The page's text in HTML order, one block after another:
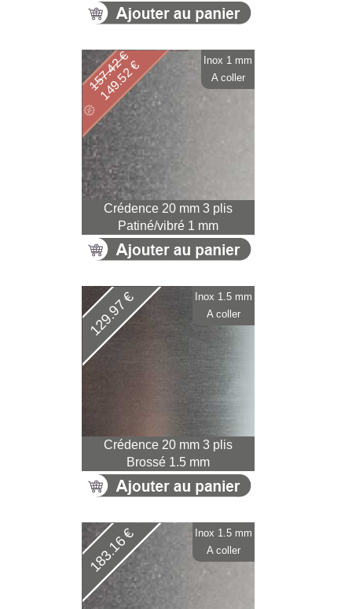
Crédence 20 mm 3 plis
Patiné/vibré 1 mm
149.52 €
157.42 €
Inox 1 mm
A coller
Crédence 20 mm 3 plis
Brossé 1.5 mm
129.97 €
Inox 1.5 mm
A coller
183.16 €
Inox 1.5 mm
A coller